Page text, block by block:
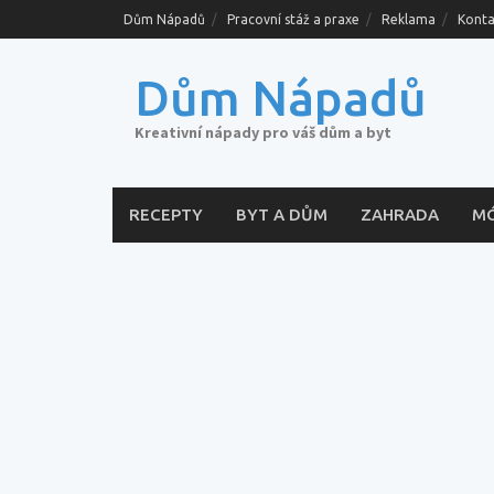
to
Dům Nápadů Pracovní stáž a praxe Reklama
Dům Nápadů
Kreativní nápady pro váš dům a byt
RECEPTY BYT A DŮM ZAHRADA